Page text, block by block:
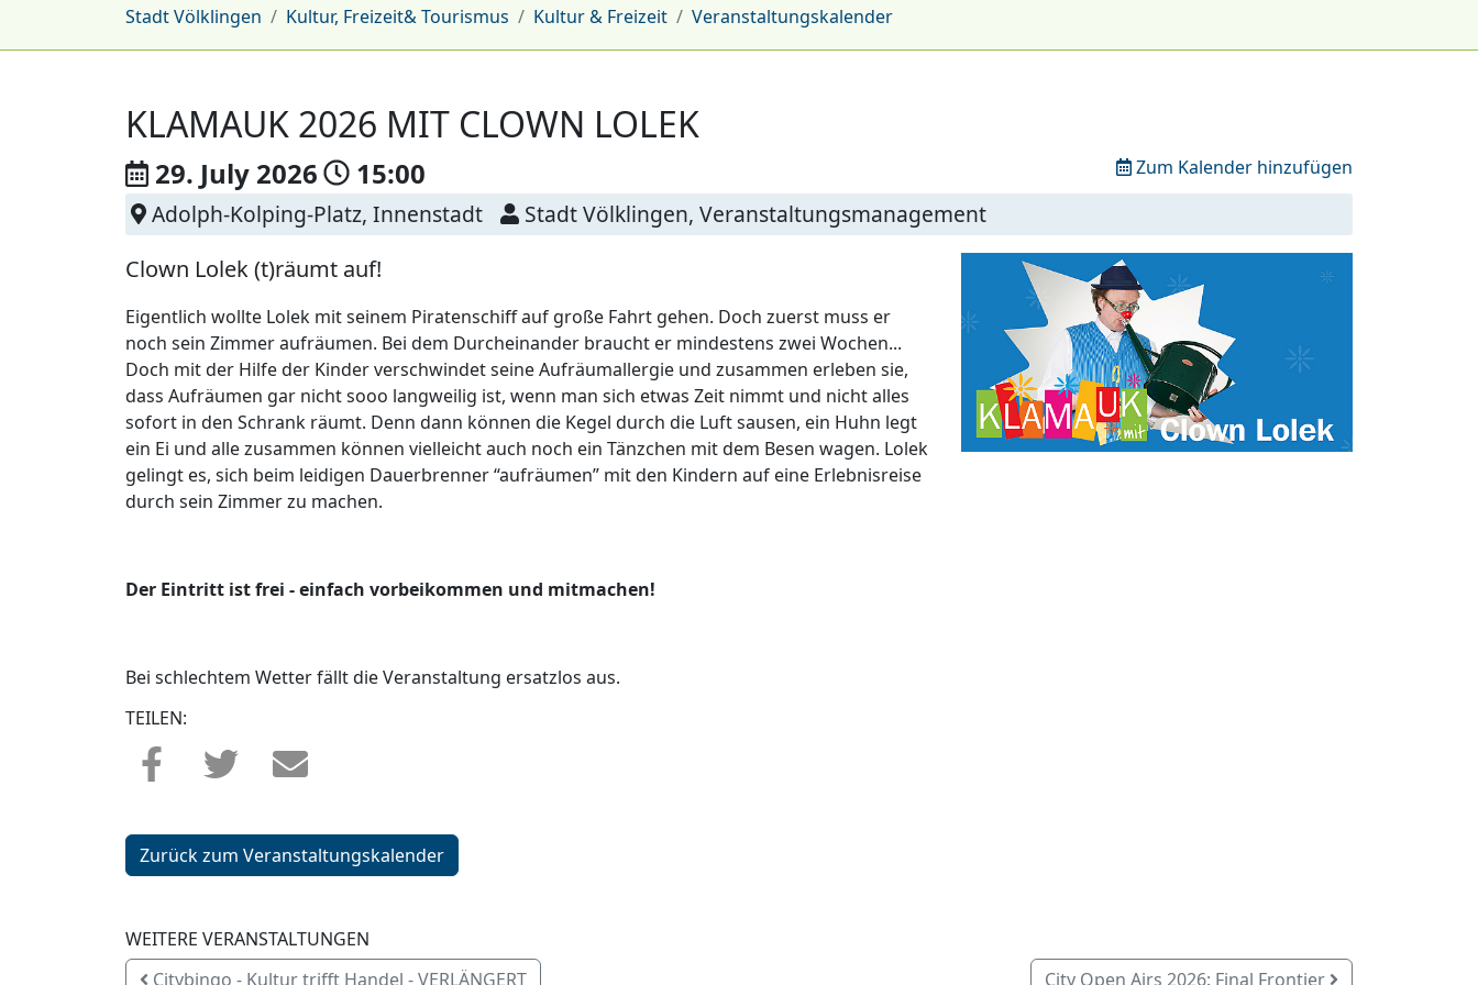
Stadt Völklingen Kultur, Freizeit& Tourismus Kultur & Freizeit Veranstaltungskalender
KLAMAUK 2026 MIT CLOWN LOLEK
29. July 2026 15:00 Zum Kalender hinzufügen
Adolph-Kolping-Platz, Innenstadt
Stadt Völklingen, Veranstaltungsmanagement
Clown Lolek (t)räumt auf!
Eigentlich wollte Lolek mit seinem Piratenschiff auf große Fahrt gehen. Doch zuerst muss er
noch sein Zimmer aufräumen. Bei dem Durcheinander braucht er mindestens zwei Wochen...
Doch mit der Hilfe der Kinder verschwindet seine Aufräumallergie und zusammen erleben sie,
dass Aufräumen gar nicht sooo langweilig ist, wenn man sich etwas Zeit nimmt und nicht alles
sofort in den Schrank räumt. Denn dann können die Kegel durch die Luft sausen, ein Huhn legt
ein Ei und alle zusammen können vielleicht auch noch ein Tänzchen mit dem Besen wagen. Lolek
gelingt es, sich beim leidigen Dauerbrenner “aufräumen” mit den Kindern auf eine Erlebnisreise
durch sein Zimmer zu machen.
Der Eintritt ist frei - einfach vorbeikommen und mitmachen!
Bei schlechtem Wetter fällt die Veranstaltung ersatzlos aus.
TEILEN:
Zurück zum Veranstaltungskalender
WEITERE VERANSTALTUNGEN
Citybingo - Kultur trifft Handel - VERLÄNGERT
City Open Airs 2026: Final Frontier